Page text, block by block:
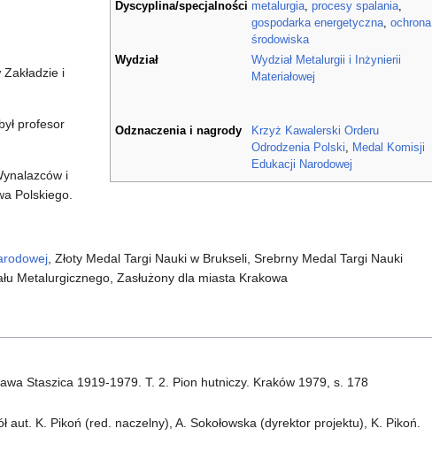
Dyscyplina/specjalności metalurgia procesy spalania
gospodarka energetyczna ochrona
środowiska
Wydział
Wydział Metalurgii i Inżynierii
Materiałowej
Odznaczenia i nagrody
Krzyż Kawalerski Orderu
Odrodzenia Polski
Medal Komisji
Edukacji Narodowej
i
profesor
i
Polskiego.
, Złoty Medal Targi Nauki w Brukseli, Srebrny Medal Targi Nauki
Metalurgicznego, Zasłużony dla miasta Krakowa
Staszica 1919-1979. T. 2. Pion hutniczy. Kraków 1979, s. 178
K. Pikoń (red. naczelny), A. Sokołowska (dyrektor projektu), K. Pikoń.